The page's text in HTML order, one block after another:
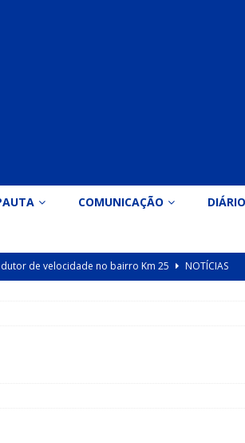
COMUNICAÇÃO
de velocidade no bairro Km 25
NOTÍCIAS
nº 089/2026 para implantação de ginásio
nº 088/2026 para pavimentação asfáltica